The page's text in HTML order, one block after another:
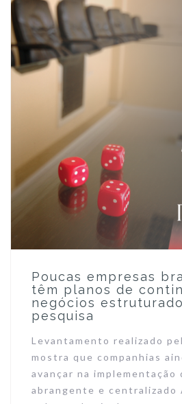
Poucas empresas
têm planos de
negócios
pesquisa
Levantamento realizado
mostra que companhias
avançar na implementação
abrangente e centralizado